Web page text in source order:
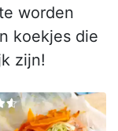
worden
koekjes die
zijn!